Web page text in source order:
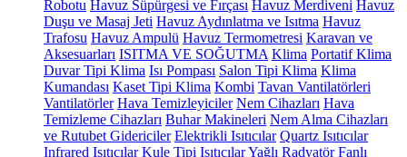
Robotu Havuz Süpürgesi ve Fırçası Havuz Merdiveni Havuz
Duşu ve Masaj Jeti Havuz Aydınlatma ve Isıtma Havuz
Trafosu Havuz Ampulü Havuz Termometresi Karavan ve
Aksesuarları ISITMA VE SOĞUTMA Klima Portatif Klima
Duvar Tipi Klima Isı Pompası Salon Tipi Klima Klima
Kumandası Kaset Tipi Klima Kombi Tavan Vantilatörleri
Vantilatörler Hava Temizleyiciler Nem Cihazları Hava
Temizleme Cihazları Buhar Makineleri Nem Alma Cihazları
ve Rutubet Gidericiler Elektrikli Isıtıcılar Quartz Isıtıcılar
Infrared Isıtıcılar Kule Tipi IsıtıcılarYağlı Radyatör Fanlı